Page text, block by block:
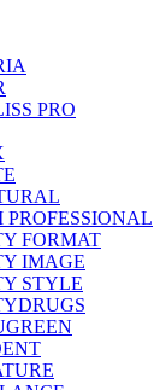
PRO
PROFESSIONAL
FORMAT
IMAGE
STYLE